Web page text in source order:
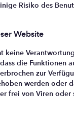
Risiko des
Website
keine
die Funktionen
zur
werden oder
frei von Viren oder